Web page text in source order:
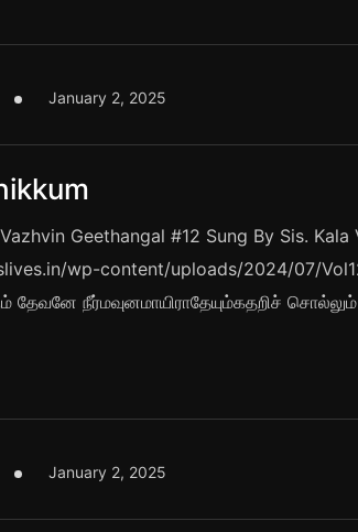
January 2, 2025
Geethangal #12 Sung By Sis. Kala
wp-content/uploads/2024/07/
தேவனே நீர்மவுனமாயிராதேயும்கதறிச்
January 2, 2025